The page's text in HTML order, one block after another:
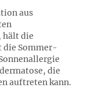
aus
hält die
die Sommer-
die
auftreten kann.